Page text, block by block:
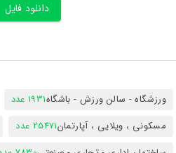
دانلود فایل
ورزشگاه - سالن ورزش - باشگاه1931 عدد
مسکونی ، ویلایی ، آپارتمان25471 عدد